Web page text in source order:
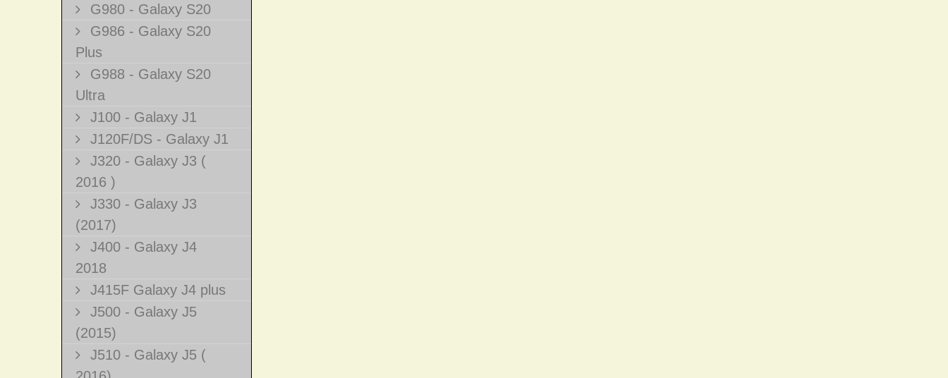
G980 - Galaxy S20
G986 - Galaxy S20
Plus
G988 - Galaxy S20
Ultra
J100 - Galaxy J1
J120F/DS - Galaxy J1
J320 - Galaxy J3 (
2016 )
J330 - Galaxy J3
(2017)
J400 - Galaxy J4
2018
J415F Galaxy J4 plus
J500 - Galaxy J5
(2015)
J510 - Galaxy J5 (